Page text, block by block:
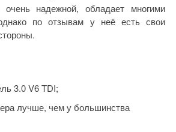
очень надежной, обладает многими
по отзывам у неё есть свои
3.0 V6 TDI;
лучше, чем у большинства